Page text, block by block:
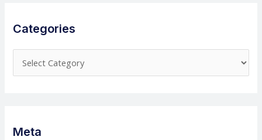
Categories
a
g
Meta